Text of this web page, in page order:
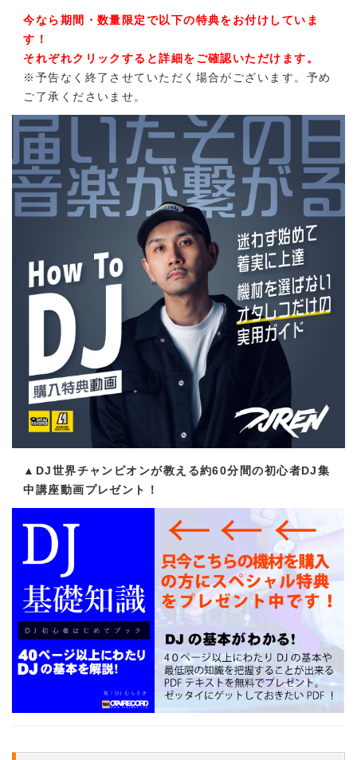
今なら期間・数量限定で以下の特典をお付けしていま
す！
それぞれクリックすると詳細をご確認いただけます。
※予告なく終了させていただく場合がございます。予め
ご了承くださいませ。
▲DJ世界チャンピオンが教える約60分間の初心者DJ集
中講座動画プレゼント！